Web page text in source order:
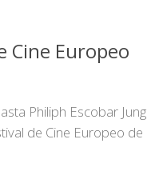
Cine Europeo
Philiph Escobar Jung
de Cine Europeo de